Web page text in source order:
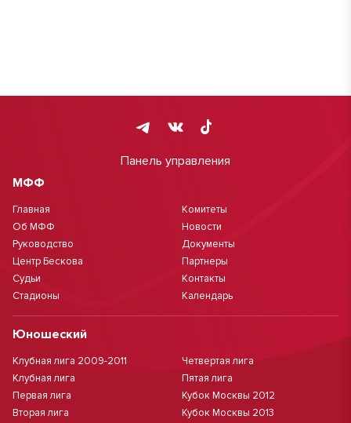
Панель управления
МФФ
Главная
Об МФФ
Руководство
Центр Бескова
Судьи
Стадионы
Комитеты
Новости
Документы
Партнеры
Контакты
Календарь
Юношеский
Клубная лига 2009-2011
Клубная лига
Первая лига
Вторая лига
Четвертая лига
Пятая лига
Кубок Москвы 2012
Кубок Москвы 2013